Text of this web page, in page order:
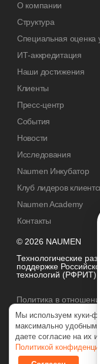
© 2026 NAUMEN
Технологические
поддержке
технологий (РФРИТ)
Политика в отношении
обработки
О компании
Структура
Специальная оценка
ИТ-аккредитация
Наши достижения
Клиенты
Пресс-центр
События
Новости
Исследования
Naumen Инкубатор
Клуб лидеров
Naumen Academy
Контакты
Мы используем куки-
максимально
даете согласие на их
Политикой